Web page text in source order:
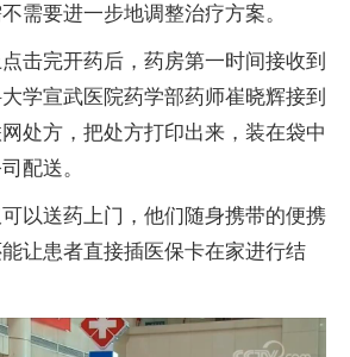
需要进一步地调整治疗方案。
击完开药后，药房第一时间接收到
学宣武医院药学部药师崔晓辉接到
处方，把处方打印出来，装在袋中
配送。
以送药上门，他们随身携带的便携
让患者直接插医保卡在家进行结